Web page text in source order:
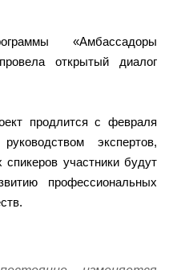
«Амбассадоры
открытый диалог
продлится с февраля
экспертов,
участники будут
профессиональных